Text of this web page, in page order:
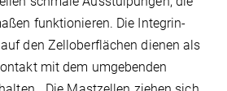
funktionieren. Die Integrin-
den Zelloberflächen dienen als
mit dem umgebenden